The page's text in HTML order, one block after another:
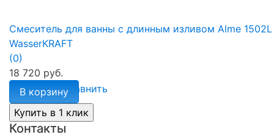
избранное сравнить
Смеситель для ванны с длинным изливом Alme 1502L
WasserKRAFT
(0)
18 720 руб.
В корзину
Контакты